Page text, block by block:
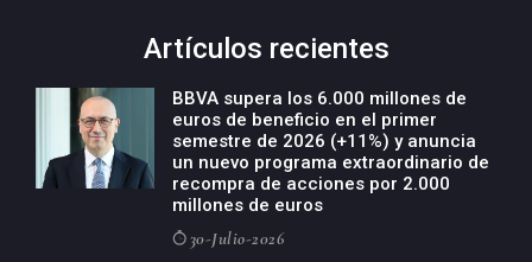
Artículos recientes
BBVA supera los 6.000 millones de
euros de beneficio en el primer
semestre de 2026 (+11%) y anuncia
un nuevo programa extraordinario de
recompra de acciones por 2.000
millones de euros
30-Julio-2026